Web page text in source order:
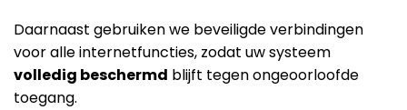
Daarnaast gebruiken we beveiligde verbindingen
voor alle internetfuncties, zodat uw systeem
volledig beschermd blijft tegen ongeoorloofde
toegang.